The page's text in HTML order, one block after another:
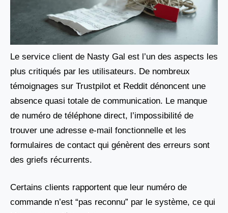
Le service client de Nasty Gal est l’un des aspects les
plus critiqués par les utilisateurs. De nombreux
témoignages sur Trustpilot et Reddit dénoncent une
absence quasi totale de communication. Le manque
de numéro de téléphone direct, l’impossibilité de
trouver une adresse e-mail fonctionnelle et les
formulaires de contact qui génèrent des erreurs sont
des griefs récurrents.
Certains clients rapportent que leur numéro de
commande n’est “pas reconnu” par le système, ce qui